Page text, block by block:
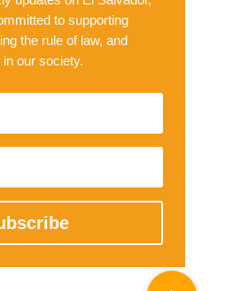
to supporting
the rule of law, and
our society.